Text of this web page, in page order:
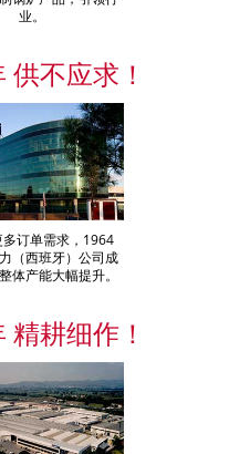
业。
供不应求！
多订单需求，1964
（西班牙）公司成
体产能大幅提升。
精耕细作！